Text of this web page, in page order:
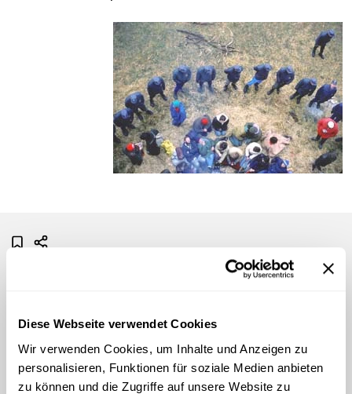
Diese Webseite verwendet Cookies
Wir verwenden Cookies, um Inhalte und Anzeigen zu
personalisieren, Funktionen für soziale Medien anbieten
zu können und die Zugriffe auf unsere Website zu